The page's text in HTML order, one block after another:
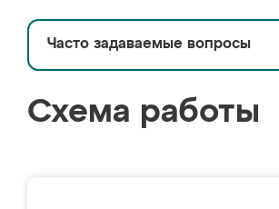
Часто задаваемые вопросы
Схема работы